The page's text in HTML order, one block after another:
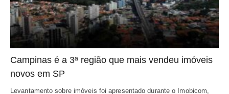
Campinas é a 3ª região que mais vendeu imóveis
novos em SP
Levantamento sobre imóveis foi apresentado durante o Imobicom,